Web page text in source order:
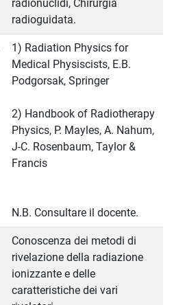
radionuclidi, Chirurgia
radioguidata.
1) Radiation Physics for
Medical Physiscists, E.B.
Podgorsak, Springer
2) Handbook of Radiotherapy
Physics, P. Mayles, A. Nahum,
J-C. Rosenbaum, Taylor &
Francis
N.B. Consultare il docente.
Conoscenza dei metodi di
rivelazione della radiazione
ionizzante e delle
caratteristiche dei vari